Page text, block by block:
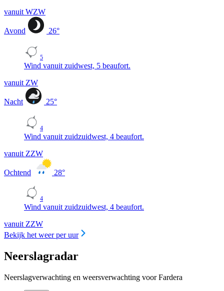
vanuit WZW
Avond 26°
5
Wind vanuit zuidwest, 5 beaufort.
vanuit ZW
Nacht 25°
4
Wind vanuit zuidzuidwest, 4 beaufort.
vanuit ZZW
Ochtend 28°
4
Wind vanuit zuidzuidwest, 4 beaufort.
vanuit ZZW
Bekijk het weer per uur
Neerslagradar
Neerslagverwachting en weersverwachting voor Fardera